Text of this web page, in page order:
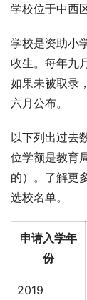
学校位于中西
学校是资助小
收生。每年九
如果未被取录
六月公布。
以下列出过去
位学额是教育
的）。了解更
选校名单。
申请入学年
份
2019